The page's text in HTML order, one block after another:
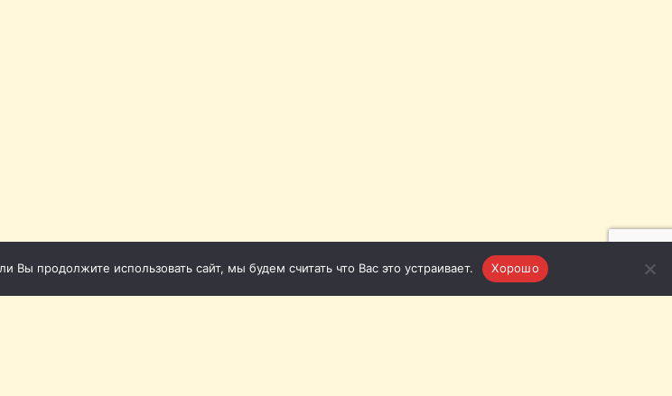
продолжите использовать сайт, мы будем считать что Вас это устраивает. Хорошо